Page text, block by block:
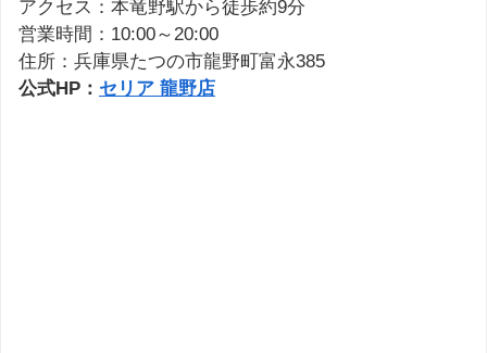
アクセス：本竜野駅から徒歩約9分
営業時間：10:00～20:00
住所：兵庫県たつの市龍野町富永385
公式HP： セリア 龍野店